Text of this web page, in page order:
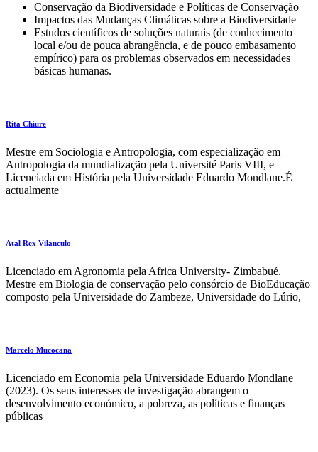
Conservação da Biodiversidade e Políticas de Conservação
Impactos das Mudanças Climáticas sobre a Biodiversidade
Estudos científicos de soluções naturais (de conhecimento
local e/ou de pouca abrangência, e de pouco embasamento
empírico) para os problemas observados em necessidades
básicas humanas.
Rita Chiure
Mestre em Sociologia e Antropologia, com especialização em
Antropologia da mundialização pela Université Paris VIII, e
Licenciada em História pela Universidade Eduardo Mondlane.É
actualmente
Atal Rex Vilanculo
Licenciado em Agronomia pela Africa University- Zimbabué.
Mestre em Biologia de conservação pelo consórcio de BioEducação
composto pela Universidade do Zambeze, Universidade do Lúrio,
Marcelo Mucocana
Licenciado em Economia pela Universidade Eduardo Mondlane
(2023). Os seus interesses de investigação abrangem o
desenvolvimento económico, a pobreza, as políticas e finanças
públicas